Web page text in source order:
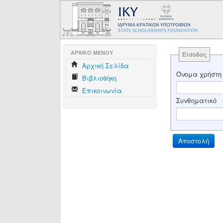
AΡΧΙΚΟ ΜΕΝΟΥ
Aρχική Σελίδα
Βιβλιοθήκη
Επικοινωνία
Είσοδος
Όνομα χρήστη
Συνθηματικό